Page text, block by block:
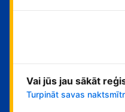
Vai jūs jau sākāt
Turpināt savas